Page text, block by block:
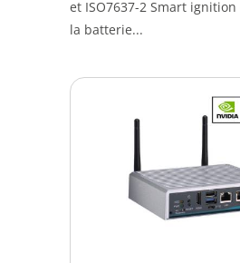
et ISO7637-2 Smart
la batterie...